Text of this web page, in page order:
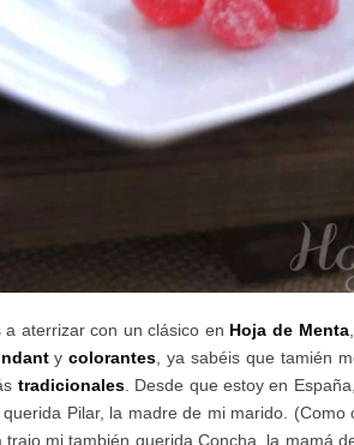
a aterrizar con un clásico en Hoja de Menta
ycolorantes , ya sabéis que tamién
tradicionales. Desde que estoy en
Pilar, la madre de mi marido.
trajo mi también querida Concha, la mamá